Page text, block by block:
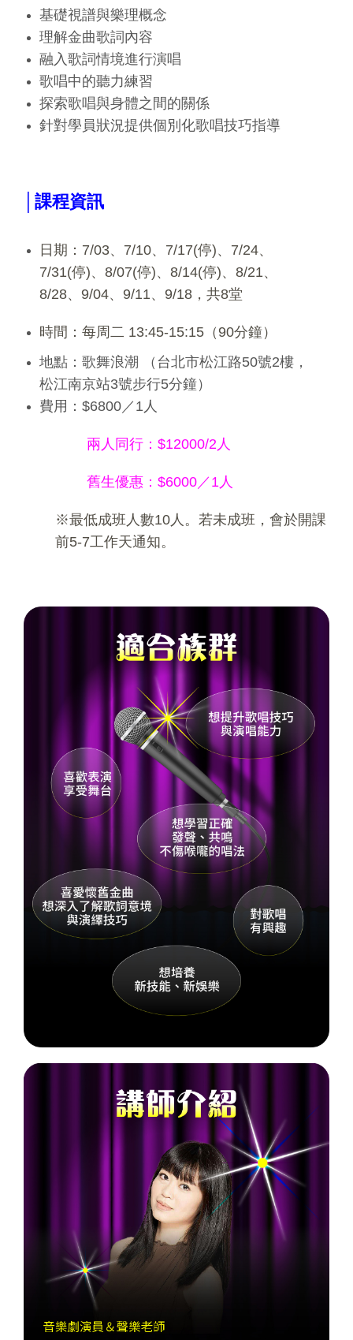
基礎視譜與樂理概念
理解金曲歌詞內容
融入歌詞情境進行演唱
歌唱中的聽力練習
探索歌唱與身體之間的關係
針對學員狀況提供個別化歌唱技巧指導
│課程資訊
日期：7/03、7/10、7/17(停)、7/24、
7/31(停)、8/07(停)、8/14(停)、8/21、
8/28、9/04、9/11、9/18，共8堂
時間：每周二 13:45-15:15（90分鐘）
地點：歌舞浪潮 （台北市松江路50號2樓，
松江南京站3號步行5分鐘）
費用：$6800／1人
兩人同行：$12000/2人
舊生優惠：$6000／1人
※最低成班人數10人。若未成班，會於開課
前5-7工作天通知。